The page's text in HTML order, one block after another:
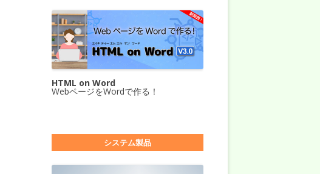
HTML on Word
WebページをWordで作る！
システム製品